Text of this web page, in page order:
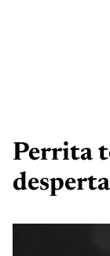
Perrita